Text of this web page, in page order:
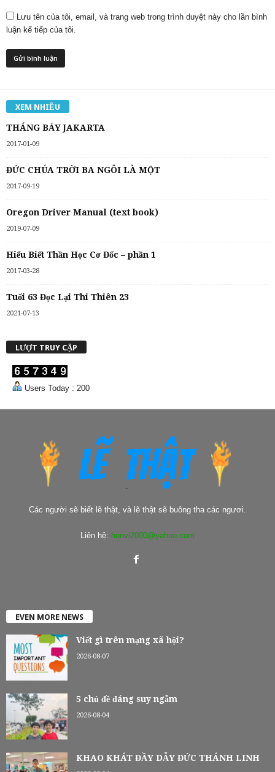
Lưu tên của tôi, email, và trang web trong trình duyệt này cho lần bình
luận kế tiếp của tôi.
XEM NHIỀU
THÁNG BẢY JAKARTA
2017-01-09
ĐỨC CHÚA TRỜI BA NGÔI LÀ MỘT
2017-09-19
Oregon Driver Manual (text book)
2019-07-09
Hiểu Biết Thần Học Cơ Đốc – phần 1
2017-03-28
Tuổi 63 Đọc Lại Thi Thiên 23
2021-07-13
LƯỢT TRUY CẬP
Users Today : 200
Các người sẽ biết lẽ thật, và lẽ thật sẽ buông tha các ngươi.
Liên hệ: honvi2000@yahoo.com
EVEN MORE NEWS
Viết gì trên mạng xã hội?
2026-08-07
5 chủ đề đáng suy ngẫm
2026-08-04
KHAO KHÁT ĐẦY DẪY ĐỨC THÁNH LINH